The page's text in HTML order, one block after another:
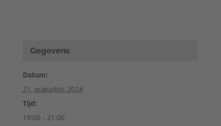
Gegevens
Datum:
21. augustus 2024
Tijd:
19:00 - 21:00